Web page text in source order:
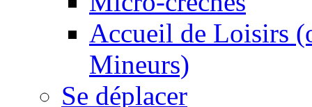
Accueil de Loisirs
Mineurs)
Se déplacer